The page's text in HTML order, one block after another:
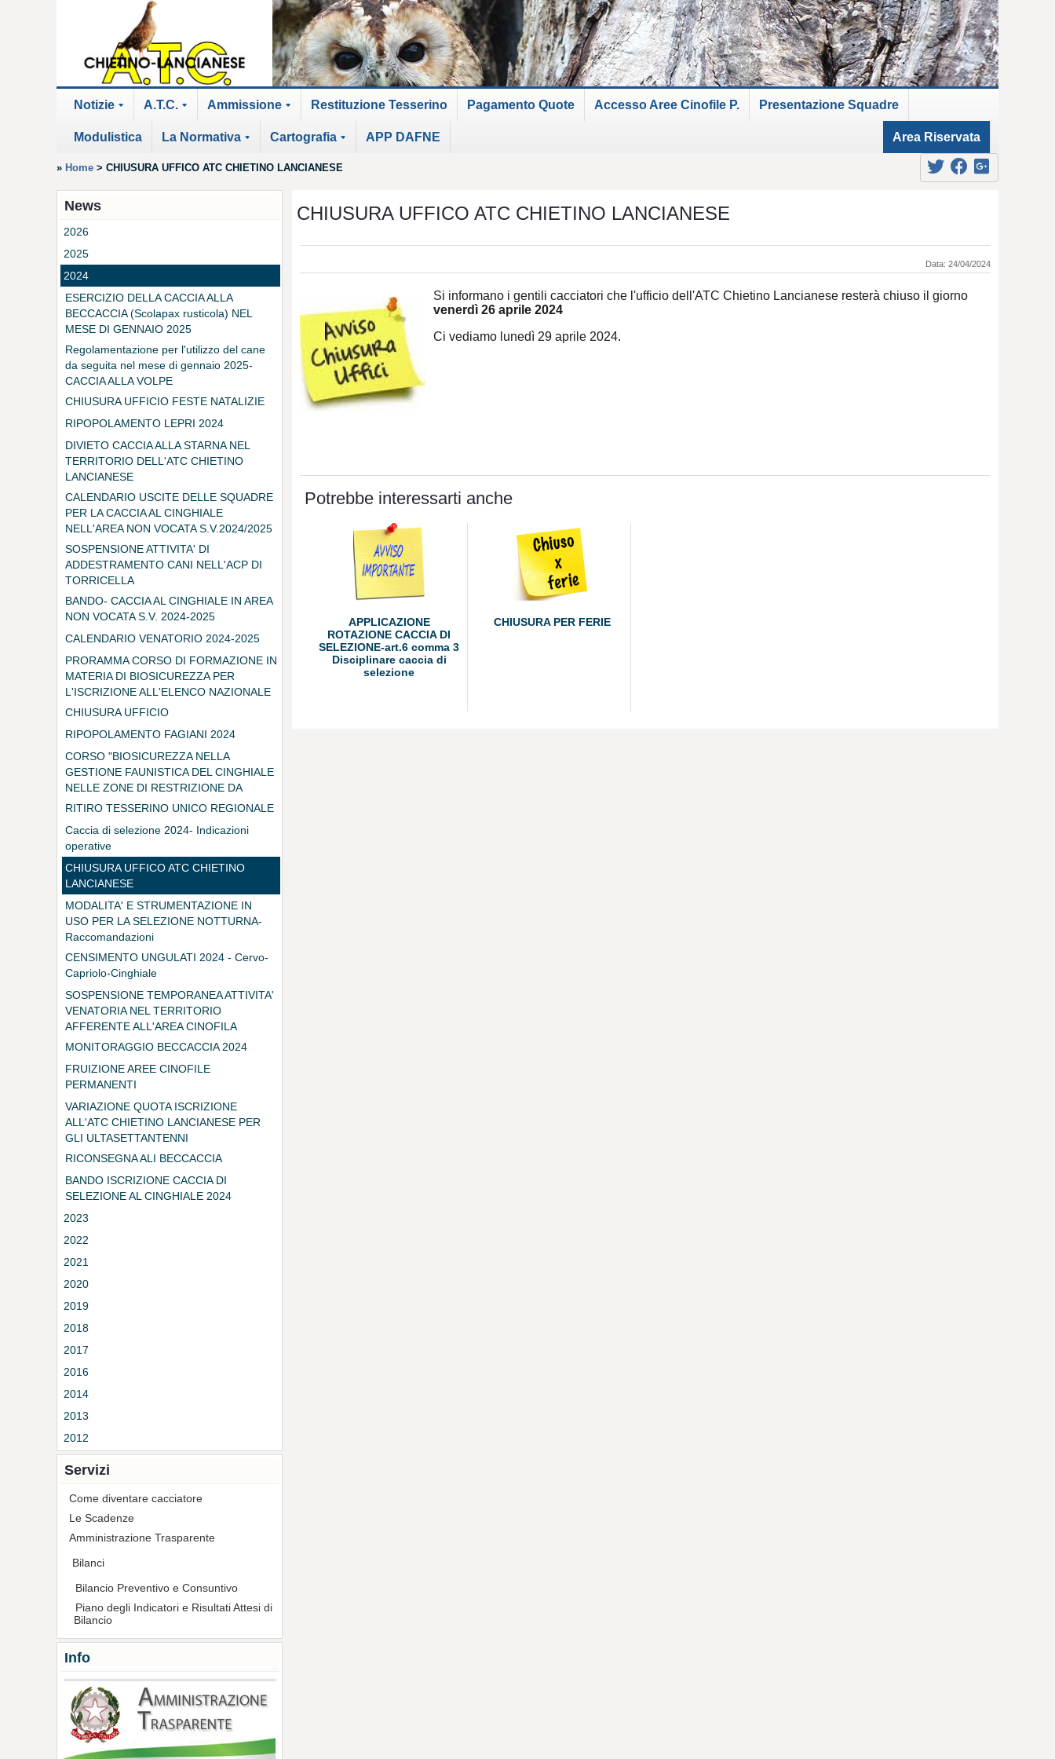
Notizie A.T.C. Ammissione Restituzione Tesserino Pagamento Quote Accesso Aree Cinofile P. Presentazione Squadre
Modulistica La Normativa Cartografia APP DAFNE Area Riservata
» Home > CHIUSURA UFFICO ATC CHIETINO LANCIANESE
CHIUSURA UFFICO ATC CHIETINO LANCIANESE
Data: 24/04/2024
Si informano i gentili cacciatori che l'ufficio dell'ATC Chietino Lancianese resterà chiuso il giorno
venerdì 26 aprile 2024
Ci vediamo lunedì 29 aprile 2024.
Potrebbe interessarti anche
APPLICAZIONE
ROTAZIONE CACCIA DI
SELEZIONE-art.6 comma 3
Disciplinare caccia di
selezione
CHIUSURA PER FERIE
News
2026
2025
2024
ESERCIZIO DELLA CACCIA ALLA
BECCACCIA (Scolapax rusticola) NEL
MESE DI GENNAIO 2025
Regolamentazione per l'utilizzo del cane
da seguita nel mese di gennaio 2025-
CACCIA ALLA VOLPE
CHIUSURA UFFICIO FESTE NATALIZIE
RIPOPOLAMENTO LEPRI 2024
DIVIETO CACCIA ALLA STARNA NEL
TERRITORIO DELL'ATC CHIETINO
LANCIANESE
CALENDARIO USCITE DELLE SQUADRE
PER LA CACCIA AL CINGHIALE
NELL'AREA NON VOCATA S.V.2024/2025
SOSPENSIONE ATTIVITA' DI
ADDESTRAMENTO CANI NELL'ACP DI
TORRICELLA
BANDO- CACCIA AL CINGHIALE IN AREA
NON VOCATA S.V. 2024-2025
CALENDARIO VENATORIO 2024-2025
PRORAMMA CORSO DI FORMAZIONE IN
MATERIA DI BIOSICUREZZA PER
L'ISCRIZIONE ALL'ELENCO NAZIONALE
DEI BIOREGOLATORI
CHIUSURA UFFICIO
RIPOPOLAMENTO FAGIANI 2024
CORSO "BIOSICUREZZA NELLA
GESTIONE FAUNISTICA DEL CINGHIALE
NELLE ZONE DI RESTRIZIONE DA
PESTE SUINA AFRICANA"
RITIRO TESSERINO UNICO REGIONALE
Caccia di selezione 2024- Indicazioni
operative
CHIUSURA UFFICO ATC CHIETINO
LANCIANESE
MODALITA' E STRUMENTAZIONE IN
USO PER LA SELEZIONE NOTTURNA-
Raccomandazioni
CENSIMENTO UNGULATI 2024 - Cervo-
Capriolo-Cinghiale
SOSPENSIONE TEMPORANEA ATTIVITA'
VENATORIA NEL TERRITORIO
AFFERENTE ALL'AREA CINOFILA
TEMPORANEA NEL COMUNE DI RAPINO
MONITORAGGIO BECCACCIA 2024
FRUIZIONE AREE CINOFILE
PERMANENTI
VARIAZIONE QUOTA ISCRIZIONE
ALL'ATC CHIETINO LANCIANESE PER
GLI ULTASETTANTENNI
RICONSEGNA ALI BECCACCIA
BANDO ISCRIZIONE CACCIA DI
SELEZIONE AL CINGHIALE 2024
2023
2022
2021
2020
2019
2018
2017
2016
2014
2013
2012
Servizi
Come diventare cacciatore
Le Scadenze
Amministrazione Trasparente
Bilanci
Bilancio Preventivo e Consuntivo
Piano degli Indicatori e Risultati Attesi di
Bilancio
Info